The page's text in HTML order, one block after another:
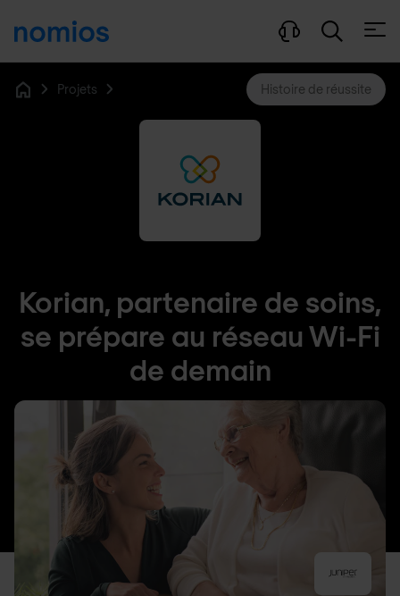
Projets Histoire de réussite
Korian, partenaire de soins,
se prépare au réseau Wi-Fi
de demain